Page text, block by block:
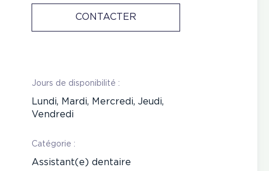
CONTACTER
Jours de disponibilité :
Lundi, Mardi, Mercredi, Jeudi,
Vendredi
Catégorie :
Assistant(e) dentaire